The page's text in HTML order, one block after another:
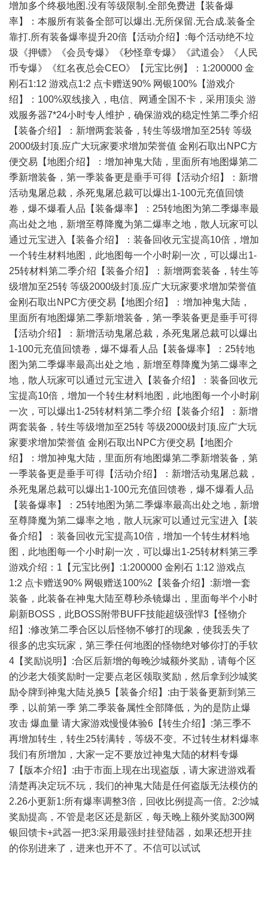
增加多个终极地图.没有等级限制.全部免费进【装备爆
率】：本服所有装备全部可以爆出.无所保留.无合成.装备全
靠打.所有装备爆率提升20倍【活动介绍】:每个活动绝不垃
圾《押镖》《会员专爆》《秒怪章专爆》《武道会》《人民
币专爆》《红名夜总会CEO》【元宝比例】：1:200000 金
刚石1:12 游戏点1:2 点卡赠送90% 网银100%【游戏介
绍】：100%双线接入，电信、网通全国不卡，采用顶尖 游
戏服务器7*24小时专人维护，确保游戏的稳定性第二季介绍
【装备介绍】：新增两套装备，转生等级增加至25转 等级
2000级封顶.应广大玩家要求增加荣誉值 金刚石取出NPC方
便交易【地图介绍】：增加神鬼大陆，里面所有地图爆第二
季新增装备，第一季装备更是垂手可得【活动介绍】：新增
活动鬼屠总裁，杀死鬼屠总裁可以爆出1-100元充值回馈
卷，爆不爆看人品【装备爆率】：25转地图为第二季爆率最
高出处之地，新增至尊降魔为第二爆率之地，散人玩家可以
通过元宝进入【装备介绍】：装备回收元宝提高10倍，增加
一个转生材料地图，此地图每一个小时刷一次，可以爆出1-
25转材料第二季介绍【装备介绍】：新增两套装备，转生等
级增加至25转 等级2000级封顶.应广大玩家要求增加荣誉值
金刚石取出NPC方便交易【地图介绍】：增加神鬼大陆，
里面所有地图爆第二季新增装备，第一季装备更是垂手可得
【活动介绍】：新增活动鬼屠总裁，杀死鬼屠总裁可以爆出
1-100元充值回馈卷，爆不爆看人品【装备爆率】：25转地
图为第二季爆率最高出处之地，新增至尊降魔为第二爆率之
地，散人玩家可以通过元宝进入【装备介绍】：装备回收元
宝提高10倍，增加一个转生材料地图，此地图每一个小时刷
一次，可以爆出1-25转材料第二季介绍【装备介绍】：新增
两套装备，转生等级增加至25转 等级2000级封顶.应广大玩
家要求增加荣誉值 金刚石取出NPC方便交易【地图介
绍】：增加神鬼大陆，里面所有地图爆第二季新增装备，第
一季装备更是垂手可得【活动介绍】：新增活动鬼屠总裁，
杀死鬼屠总裁可以爆出1-100元充值回馈卷，爆不爆看人品
【装备爆率】：25转地图为第二季爆率最高出处之地，新增
至尊降魔为第二爆率之地，散人玩家可以通过元宝进入【装
备介绍】：装备回收元宝提高10倍，增加一个转生材料地
图，此地图每一个小时刷一次，可以爆出1-25转材料第三季
游戏介绍：1【元宝比例】:1:200000 金刚石 1:12 游戏点
1:2 点卡赠送90% 网银赠送100%2【装备介绍】:新增一套
装备，此装备在神鬼大陆至尊秒杀镜爆出，里面每半个小时
刷新BOSS，此BOSS附带BUFF技能超级强悍3【怪物介
绍】:修改第二季合区以后怪物不够打的现象，使我丢失了
很多的忠实玩家，第三季任何地图的怪物绝对够你打的手软
4【奖励说明】:合区后新增的每晚沙城额外奖励，请每个区
的沙老大领奖励时一定要点老区领取奖励，然后拿到沙城奖
励令牌到神鬼大陆兑换5【装备介绍】:由于装备更新到第三
季，以前第一季 第二季装备属性全部降低，为的是防止爆
攻击 爆血量 请大家游戏慢慢体验6【转生介绍】:第三季不
再增加转生，转生25转满转，等级不变。不过转生材料爆率
我们有所增加，大家一定不要放过神鬼大陆的材料专爆
7【版本介绍】:由于市面上现在出现盗版，请大家进游戏看
清楚再决定玩不玩，我们的神鬼大陆是任何盗版无法模仿的
2.26小更新1:所有爆率调整3倍，回收比例提高一倍。2:沙城
奖励提高，不管是老区还是新区，每天晚上额外奖励300网
银回馈卡+武器一把3:采用最强封挂登陆器，如果还想开挂
的你别进来了，进来也开不了。不信可以试试